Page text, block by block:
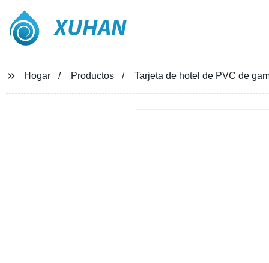
XUHAN
Hogar Productos Tarjeta de hotel de PVC de